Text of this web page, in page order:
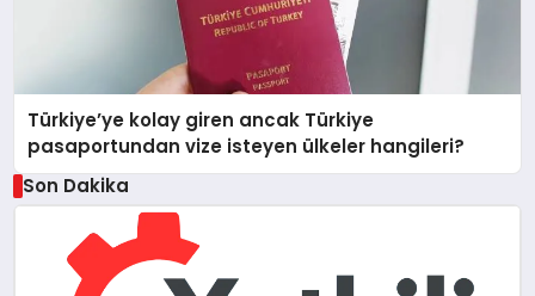
Türkiye’ye kolay giren ancak Türkiye
pasaportundan vize isteyen ülkeler hangileri?
Son Dakika